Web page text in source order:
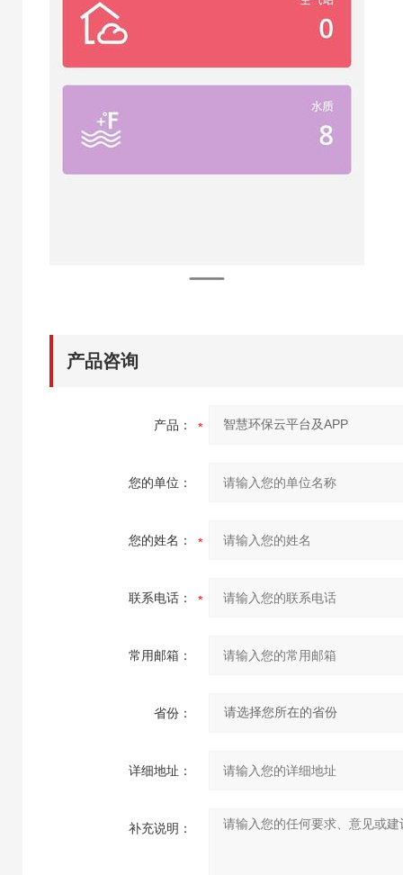
产品咨询
产品：
您的单位：
您的姓名：
联系电话：
常用邮箱：
省份：
详细地址：
补充说明：